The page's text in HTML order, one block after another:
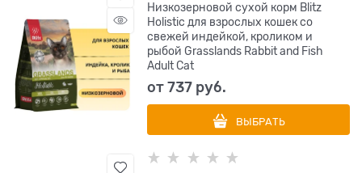
Низкозерновой сухой корм Blitz
Holistic для взрослых кошек со
свежей индейкой, кроликом и
рыбой Grasslands Rabbit and Fish
Adult Cat
от737 руб.
ВЫБРАТЬ